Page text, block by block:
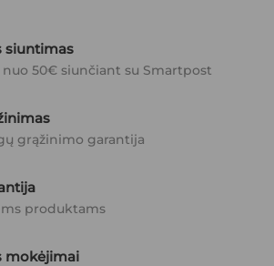
siuntimas
nuo 50€ siunčiant su Smartpost
grąžinimo garantija
produktams
mokėjimai